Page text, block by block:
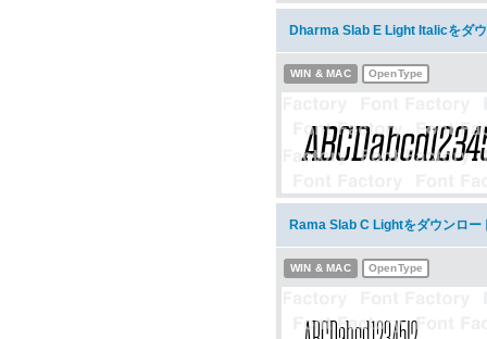
Dharma Slab E Light Italicをダ
WIN & MAC OpenType
Rama Slab C Lightをダウンロー
WIN & MAC OpenType